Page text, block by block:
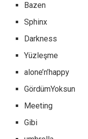
Bazen
Sphinx
Darkness
Yüzleşme
alone’n’happy
GördümYoksun
Meeting
Gibi